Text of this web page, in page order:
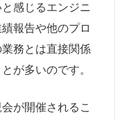
感じるエンジニ
報告や他のプロ
務とは直接関係
が多いのです。
が開催されるこ